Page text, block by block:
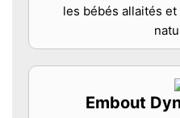
les bébés allaités
Embout